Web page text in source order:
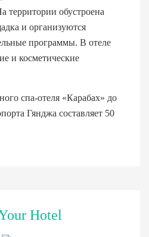
территории обустроена
и организуются
программы. В отеле
и косметические
спа-отеля «Карабах» до
Гянджа составляет 50
Hotel